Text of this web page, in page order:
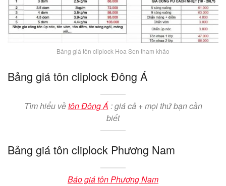
Bảng giá tôn cliplock Hoa Sen tham khảo
Bảng giá tôn cliplock Đông Á
Tìm hiểu vềtôn Đông Á: giá cả + mọi thứ bạn cần
biết
Bảng giá tôn cliplock Phương Nam
Báo giá tôn Phương Nam